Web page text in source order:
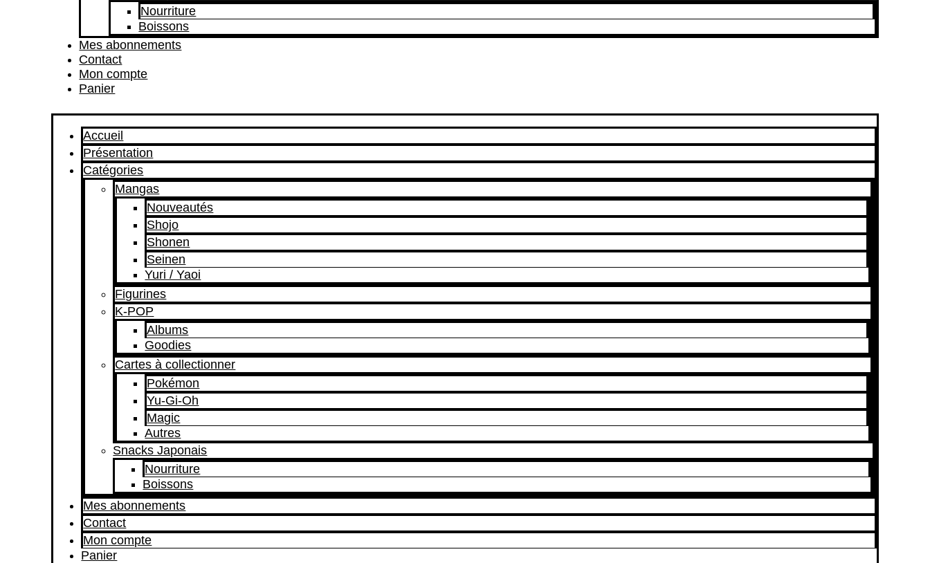
Nourriture
Boissons
Mes abonnements
Contact
Mon compte
Panier
Accueil
Présentation
Catégories
Mangas
Nouveautés
Shojo
Shonen
Seinen
Yuri / Yaoi
Figurines
K-POP
Albums
Goodies
Cartes à collectionner
Pokémon
Yu-Gi-Oh
Magic
Autres
Snacks Japonais
Nourriture
Boissons
Mes abonnements
Contact
Mon compte
Panier